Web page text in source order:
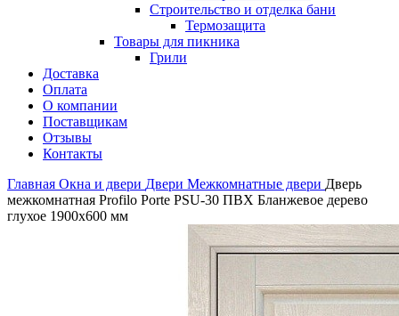
Строительство и отделка бани
Термозащита
Товары для пикника
Грили
Доставка
Оплата
О компании
Поставщикам
Отзывы
Контакты
Главная Окна и двери Двери Межкомнатные двери Дверь
межкомнатная Profilo Porte PSU-30 ПВХ Бланжевое дерево
глухое 1900х600 мм